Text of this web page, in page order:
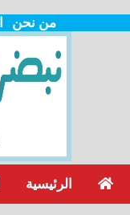
من نحن
الرئيسية